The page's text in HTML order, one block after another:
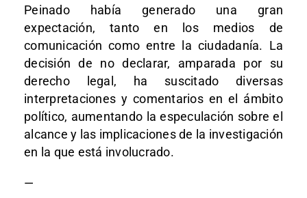
Peinado había generado una gran
expectación, tanto en los medios de
comunicación como entre la ciudadanía. La
decisión de no declarar, amparada por su
derecho legal, ha suscitado diversas
interpretaciones y comentarios en el ámbito
político, aumentando la especulación sobre el
alcance y las implicaciones de la investigación
en la que está involucrado.
—